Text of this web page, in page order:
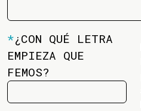
*¿CON QUÉ LETRA
EMPIEZA QUE
FEMOS?